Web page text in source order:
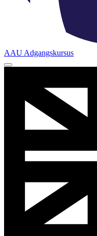
AAU Adgangskursus